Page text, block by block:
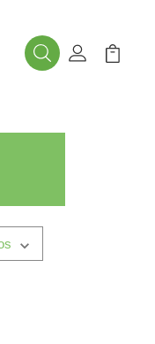
BuscarMi Cuenta
Mi